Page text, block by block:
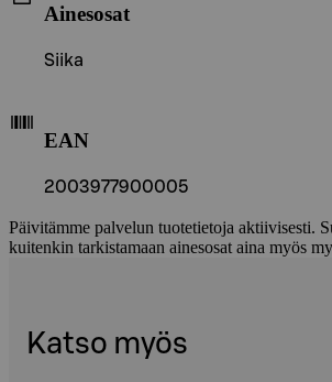
Ainesosat
Siika
EAN
2003977900005
Päivitämme palvelun tuotetietoja aktiivisesti.
kuitenkin tarkistamaan ainesosat aina myös
Katso myös